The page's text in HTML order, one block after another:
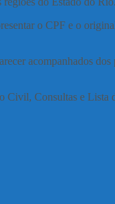
o CPF e o
acompanhados dos
Civil, Consultas e Lista